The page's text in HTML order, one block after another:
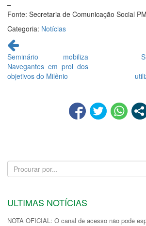
–
Fonte: Secretaria de Comunicação Social
Categoria: Notícias
Continue
lendo
Seminário mobiliza
Navegantes em prol dos
objetivos do Milênio
ULTIMAS NOTÍCIAS
NOTA OFICIAL: O canal de acesso não pode